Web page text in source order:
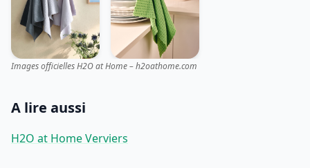
Images officielles H2O at Home – h2oathome.com
A lire aussi
H2O at Home Verviers